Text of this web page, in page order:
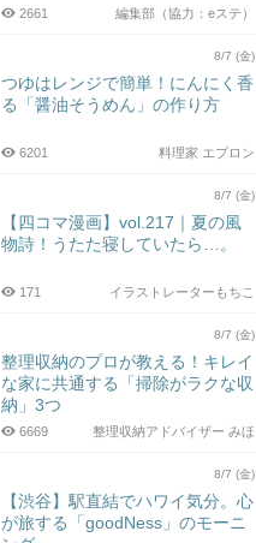
編集部（協力：eステ）
2661
8/7 (金)
つゆはレンジで簡単！にんにく香
る「醤油そうめん」の作り方
料理家 エプロン
6201
8/7 (金)
【四コマ漫画】vol.217｜夏の風
物詩！うたた寝していたら…。
イラストレーターもちこ
171
8/7 (金)
整理収納のプロが教える！キレイ
な家に共通する「掃除がラクな収
納」3つ
整理収納アドバイザー みほ
6669
8/7 (金)
【渋谷】駅直結でハワイ気分。心
が旅する「goodNess」のモーニ